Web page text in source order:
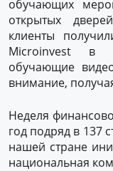
обучающих
открытых
клиенты
Microinvest в
обучающие
внимание,
Неделя
год подряд в 137
нашей стране
национальная